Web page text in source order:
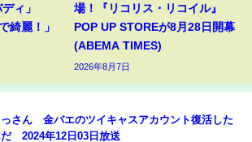
ィ」
綺麗！」
場！『リコリス・リコイル』
POP UP STOREが8月28日開幕
(ABEMA TIMES)
2026年8月7日
っさん 金バエのツイキャスアカウント復活した
だ 2024年12日03日放送